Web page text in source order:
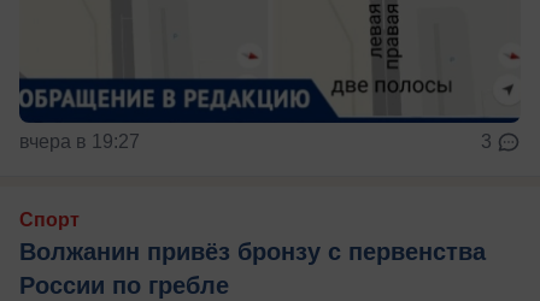
вчера в 19:27 3
Спорт
Волжанин привёз бронзу с первенства
России по гребле